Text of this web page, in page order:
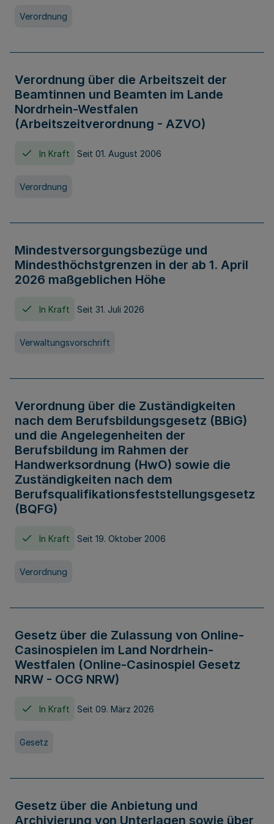
Verordnung
Verordnung über die Arbeitszeit der
Beamtinnen und Beamten im Lande
Nordrhein-Westfalen
(Arbeitszeitverordnung - AZVO)
In Kraft Seit 01. August 2006
Verordnung
Mindestversorgungsbezüge und
Mindesthöchstgrenzen in der ab 1. April
2026 maßgeblichen Höhe
In Kraft Seit 31. Juli 2026
Verwaltungsvorschrift
Verordnung über die Zuständigkeiten
nach dem Berufsbildungsgesetz (BBiG)
und die Angelegenheiten der
Berufsbildung im Rahmen der
Handwerksordnung (HwO) sowie die
Zuständigkeiten nach dem
Berufsqualifikationsfeststellungsgesetz
(BQFG)
In Kraft Seit 19. Oktober 2006
Verordnung
Gesetz über die Zulassung von Online-
Casinospielen im Land Nordrhein-
Westfalen (Online-Casinospiel Gesetz
NRW - OCG NRW)
In Kraft Seit 09. März 2026
Gesetz
Gesetz über die Anbietung und
Archivierung von Unterlagen sowie über